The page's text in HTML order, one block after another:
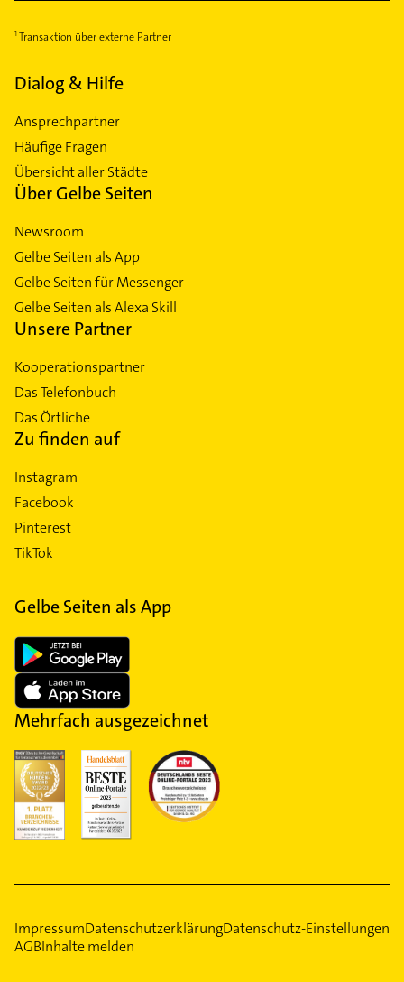
Transaktion über externe Partner
Dialog & Hilfe
Ansprechpartner
Häufige Fragen
Übersicht aller Städte
Über Gelbe Seiten
Newsroom
Gelbe Seiten als App
Gelbe Seiten für Messenger
Gelbe Seiten als Alexa Skill
Unsere Partner
Kooperationspartner
Das Telefonbuch
Das Örtliche
Zu finden auf
Instagram
Facebook
Pinterest
TikTok
Gelbe Seiten als App
Mehrfach ausgezeichnet
ImpressumDatenschutzerklärungDatenschutz-Einstellungen
AGBInhalte melden